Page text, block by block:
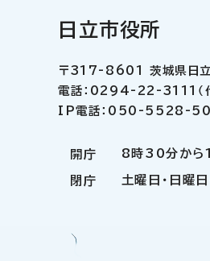
日立市役所
〒317-8601 茨城県日
電話：0294-22-3111（
IP電話：050-5528-5000
開庁 8時30分から
閉庁 土曜日・日曜